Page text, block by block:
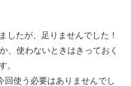
したが、足りませんでした！
、使わないときはきっておく
。
回使う必要はありませんでし